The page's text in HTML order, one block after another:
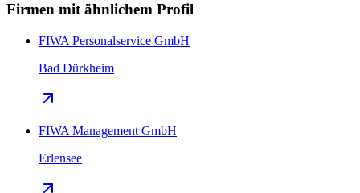
Firmen mit ähnlichem Profil
FIWA Personalservice GmbH
Bad Dürkheim
FIWA Management GmbH
Erlensee